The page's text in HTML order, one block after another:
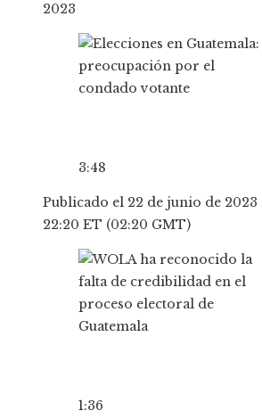
2023
3:48
Publicado el 22 de junio de 2023
22:20 ET (02:20 GMT)
1:36